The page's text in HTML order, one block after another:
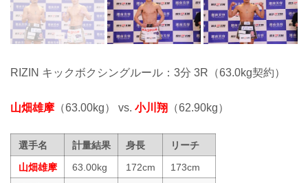
RIZIN キックボクシングルール：3分 3R（63.0kg契約）
山畑雄摩 （63.00kg） vs. 小川翔 （62.90kg）
選手名 計量結果 身長
リーチ
山畑雄摩
63.00kg 172cm
173cm